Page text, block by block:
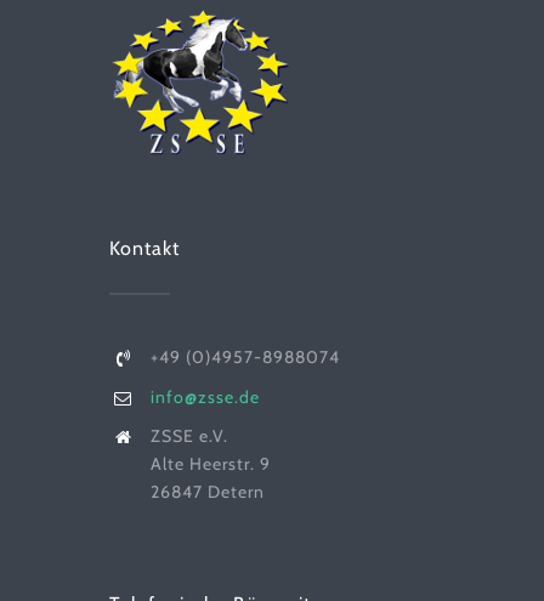
Kontakt
+49 (0)4957-8988074
info@zsse.de
ZSSE e.V.
Alte Heerstr. 9
26847 Detern